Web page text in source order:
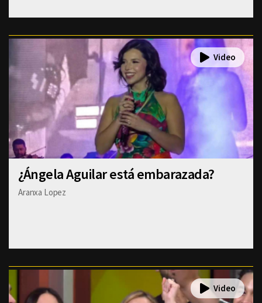
¿Ángela Aguilar está embarazada?
Aranxa Lopez